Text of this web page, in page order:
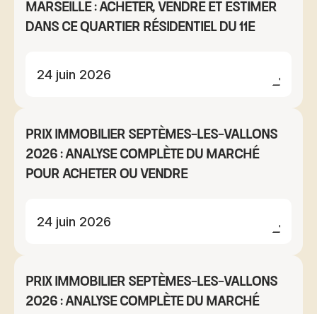
Marseille : acheter, vendre et estimer
dans ce quartier résidentiel du 11e
24 juin 2026
Prix immobilier Septèmes-les-Vallons
2026 : analyse complète du marché
pour acheter ou vendre
24 juin 2026
Prix immobilier Septèmes-les-Vallons
2026 : analyse complète du marché